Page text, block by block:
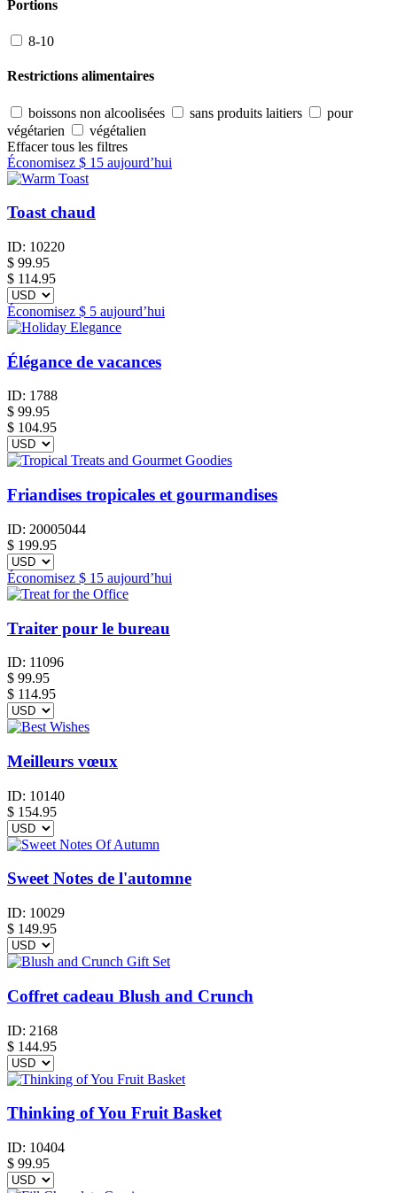
Portions
8-10
Restrictions alimentaires
boissons non alcoolisées sans produits laitiers
pour
végétarien
végétalien
Effacer tous les filtres
Économisez $ 15 aujourd’hui
Toast chaud
ID: 10220
$ 99.95
$ 114.95
Économisez $ 5 aujourd’hui
Élégance de vacances
ID: 1788
$ 99.95
$ 104.95
Friandises tropicales et gourmandises
ID: 20005044
$ 199.95
Économisez $ 15 aujourd’hui
Traiter pour le bureau
ID: 11096
$ 99.95
$ 114.95
Meilleurs vœux
ID: 10140
$ 154.95
Sweet Notes de l'automne
ID: 10029
$ 149.95
Coffret cadeau Blush and Crunch
ID: 2168
$ 144.95
Thinking of You Fruit Basket
ID: 10404
$ 99.95